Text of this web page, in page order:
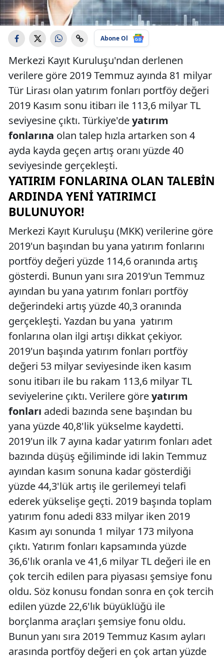
Abone Ol
Merkezi Kayıt Kuruluşu'ndan derlenen
verilere göre 2019 Temmuz ayında 81 milyar
Tür Lirası olan yatırım fonları portföy değeri
2019 Kasım sonu itibarı ile 113,6 milyar TL
seviyesine çıktı. Türkiye'deyatırım
fonlarına olan talep hızla artarken son 4
ayda kayda geçen artış oranı yüzde 40
seviyesinde gerçekleşti.
YATIRIM FONLARINA OLAN TALEBIN
ARDINDA YENI YATIRIMCI
BULUNUYOR!
Merkezi Kayıt Kuruluşu (MKK) verilerine göre
2019'un başından bu yana yatırım fonlarını
portföy değeri yüzde 114,6 oranında artış
gösterdi. Bunun yanı sıra 2019'un Temmuz
ayından bu yana yatırım fonları portföy
değerindeki artış yüzde 40,3 oranında
gerçekleşti. Yazdan bu yana yatırım
fonlarına olan ilgi artışı dikkat çekiyor.
2019'un başında yatırım fonları portföy
değeri 53 milyar seviyesinde iken kasım
sonu itibarı ile bu rakam 113,6 milyar TL
seviyelerine çıktı. Verilere göreyatırım
fonları adedi bazında sene başından bu
yana yüzde 40,8'lik yükselme kaydetti.
2019'un ilk 7 ayına kadar yatırım fonları adet
bazında düşüş eğiliminde idi lakin Temmuz
ayından kasım sonuna kadar gösterdiği
yüzde 44,3'lük artış ile gerilemeyi telafi
ederek yükselişe geçti. 2019 başında toplam
yatırım fonu adedi 833 milyar iken 2019
Kasım ayı sonunda 1 milyar 173 milyona
çıktı. Yatırım fonları kapsamında yüzde
36,6'lık oranla ve 41,6 milyar TL değeri ile en
çok tercih edilen para piyasası şemsiye fonu
oldu. Söz konusu fondan sonra en çok tercih
edilen yüzde 22,6'lık büyüklüğü ile
borçlanma araçları şemsiye fonu oldu.
Bunun yanı sıra 2019 Temmuz Kasım ayları
arasında portföy değeri en çok artan yüzde